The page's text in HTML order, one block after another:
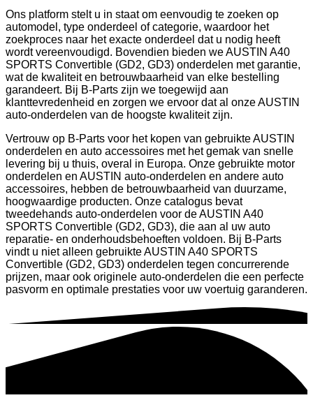
Ons platform stelt u in staat om eenvoudig te zoeken op
automodel, type onderdeel of categorie, waardoor het
zoekproces naar het exacte onderdeel dat u nodig heeft
wordt vereenvoudigd. Bovendien bieden we AUSTIN A40
SPORTS Convertible (GD2, GD3) onderdelen met garantie,
wat de kwaliteit en betrouwbaarheid van elke bestelling
garandeert. Bij B-Parts zijn we toegewijd aan
klanttevredenheid en zorgen we ervoor dat al onze AUSTIN
auto-onderdelen van de hoogste kwaliteit zijn.
Vertrouw op B-Parts voor het kopen van gebruikte AUSTIN
onderdelen en auto accessoires met het gemak van snelle
levering bij u thuis, overal in Europa. Onze gebruikte motor
onderdelen en AUSTIN auto-onderdelen en andere auto
accessoires, hebben de betrouwbaarheid van duurzame,
hoogwaardige producten. Onze catalogus bevat
tweedehands auto-onderdelen voor de AUSTIN A40
SPORTS Convertible (GD2, GD3), die aan al uw auto
reparatie- en onderhoudsbehoeften voldoen. Bij B-Parts
vindt u niet alleen gebruikte AUSTIN A40 SPORTS
Convertible (GD2, GD3) onderdelen tegen concurrerende
prijzen, maar ook originele auto-onderdelen die een perfecte
pasvorm en optimale prestaties voor uw voertuig garanderen.